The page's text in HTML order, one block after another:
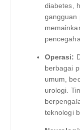
diabetes,
gangguan
Operasi:
berbagai
umum,
urologi.
teknologi